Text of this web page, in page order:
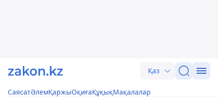
Қаз
СаясатӘлемҚаржыОқиғаҚұқықМақалалар